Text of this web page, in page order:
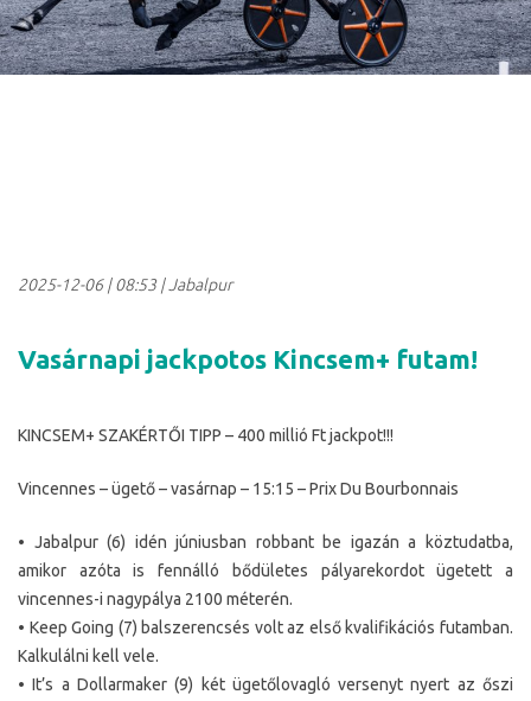
2025-12-06|08:53| Jabalpur
Vasárnapi jackpotos Kincsem+ futam!
KINCSEM+ SZAKÉRTŐI TIPP – 400 millió Ft jackpot!!!
Vincennes – ügető – vasárnap – 15:15 – Prix Du Bourbonnais
• Jabalpur (6) idén júniusban robbant be igazán a köztudatba,
amikor azóta is fennálló bődületes pályarekordot ügetett a
vincennes-i nagypálya 2100 méterén.
• Keep Going (7) balszerencsés volt az első kvalifikációs futamban.
Kalkulálni kell vele.
• It’s a Dollarmaker (9) két ügetőlovagló versenyt nyert az őszi